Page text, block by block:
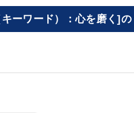
ーワード）：心を磨く]